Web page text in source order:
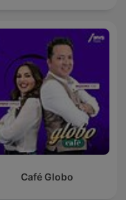
Café Globo